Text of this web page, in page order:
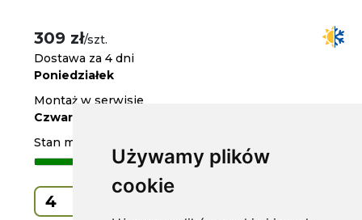
Używamy plików
cookie
309 zł/szt.
Dostawa za 4 dni
Poniedziałek
Montaż w serwisie
Czwartek
Stan magazynowy